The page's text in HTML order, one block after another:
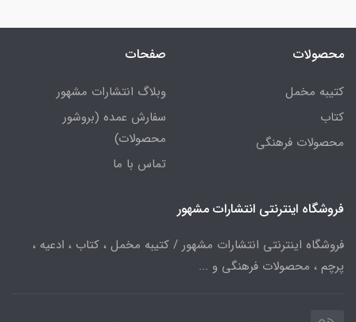
محصولات
کتیبه مخمل
کتاب
محصولات فرهنگی
صفحات
وبلاگ انتشارات مشهور
سفارش عمده (بروشور
محصولات)
تماس با ما
فروشگاه اینترنتی انتشارات مشهور
فروشگاه اینترنتی انتشارات مشهور / کتیبه مخمل ، کتاب ، ادعیه ،
پرچم ، محصولات فرهنگی و ...